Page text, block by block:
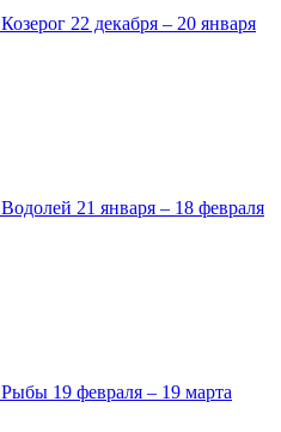
Козерог 22 декабря – 20 января
Водолей 21 января – 18 февраля
Рыбы 19 февраля – 19 марта